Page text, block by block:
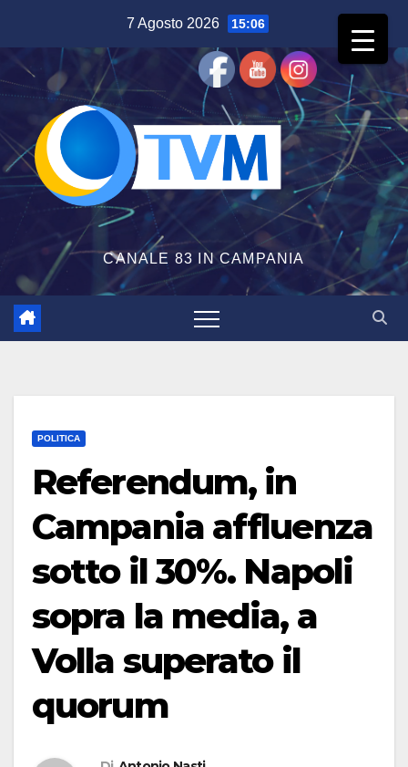
contenuto
7 Agosto 2026 15:06
CANALE 83 IN CAMPANIA
POLITICA
Referendum, in
Campania affluenza
sotto il 30%. Napoli
sopra la media, a
Volla superato il
quorum